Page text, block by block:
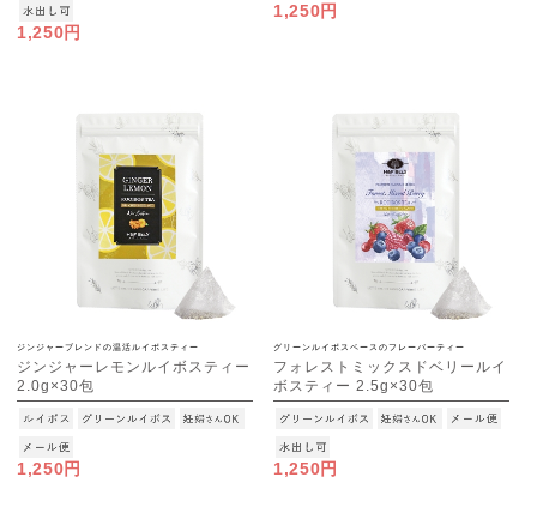
1,250円
1,250円
ジンジャーブレンドの温活ルイボスティー
ジンジャーレモンルイボスティー
2.0g×30包
[M便 1/3]
1,250円
グリーンルイボスベースのフレーバーティー
フォレストミックスドベリールイ
ボスティー 2.5g×30包
[M便 1/3]
1,250円